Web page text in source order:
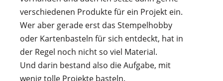
verschiedenen Produkte für ein Projekt ein.
Wer aber gerade erst das Stempelhobby
oder Kartenbasteln für sich entdeckt, hat in
der Regel noch nicht so viel Material.
Und darin bestand also die Aufgabe, mit
wenig tolle Projekte basteln.